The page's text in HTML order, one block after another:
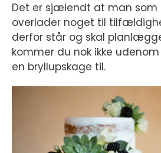
Det er sjælendt at man som
overlader noget til
derfor står og skal
kommer du nok ikke
en bryllupskage til.